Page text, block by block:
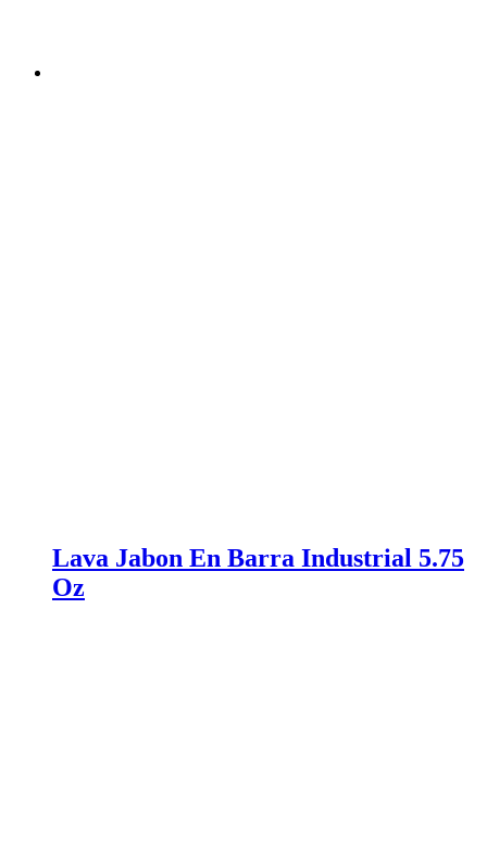
Lava Jabon En Barra Industrial 5.75
Oz